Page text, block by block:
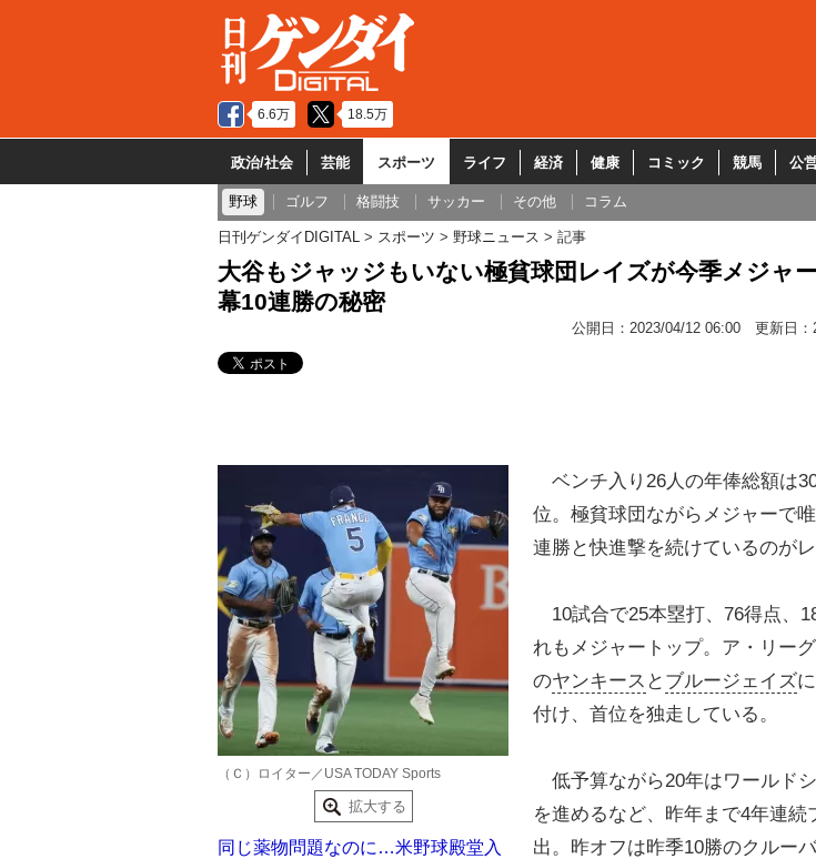
6.6万 18.5万
政治/社会 芸能 スポーツ ライフ 経済 健康 コミック 競馬 公
野球 ゴルフ 格闘技 サッカー その他 コラム
日刊ゲンダイDIGITAL スポーツ 野球ニュース 記事
大谷もジャッジもいない極貧球団レイズが今季メジャ
幕10連勝の秘密
公開日： 2023/04/12 06:00 更新日：
（Ｃ）ロイター／USA TODAY Sports
拡大する
同じ薬物問題なのに…米野球殿堂入
ベンチ入り26人の年俸総額は
位。極貧球団ながらメジャーで
連勝と快進撃を続けているのがレ
10試合で25本塁打、76得点、
れもメジャートップ。ア・リー
のヤンキース と ブルージェイズ
付け、首位を独走している。
低予算ながら20年はワールド
を進めるなど、昨年まで4年連続
出。昨オフは昨季10勝のクルー